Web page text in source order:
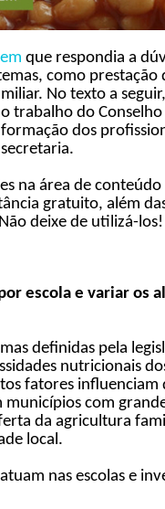
que respondia a
como prestação
No texto a
trabalho do
dos
na área de conteúdo
gratuito, além
deixe de utilizá-los!
escola e variar os
definidas pela
nutricionais
fatores influenciam
com
da agricultura
local.
nas escolas e